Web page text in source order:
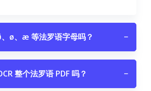
ø、æ 等法罗语字母吗？ −
整个法罗语 PDF 吗？ −